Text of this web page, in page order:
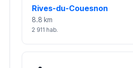
Rives-du-Couesnon
8.8 km
2 911 hab.